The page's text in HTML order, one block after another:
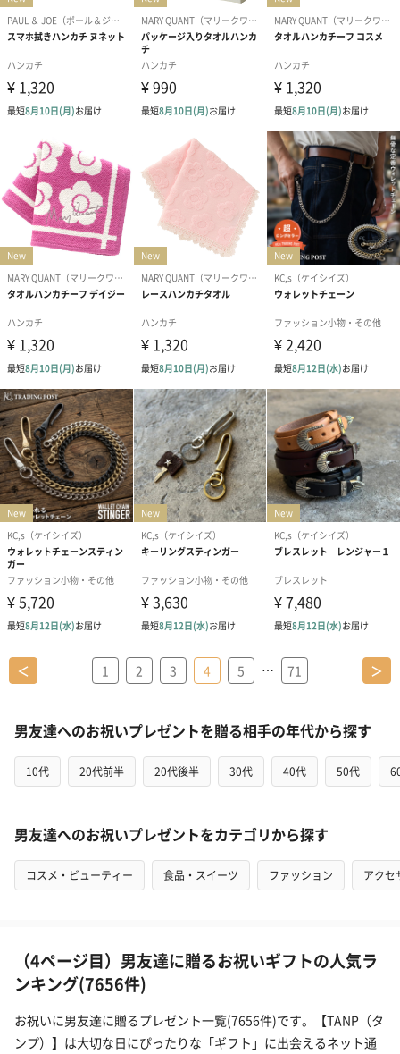
＜ 1 2 3 4 5 … 71 ＞
男友達へのお祝いプレゼントを贈る相手の年代から探す
10代 20代前半 20代後半 30代 40代 50代
男友達へのお祝いプレゼントをカテゴリから探す
コスメ・ビューティー 食品・スイーツ ファッション アクセ
（4ページ目）男友達に贈るお祝いギフトの人気ラ
ンキング(7656件)
お祝いに男友達に贈るプレゼント一覧(7656件)です。【TANP（タ
ンプ）】は大切な日にぴったりな「ギフト」に出会えるネット通